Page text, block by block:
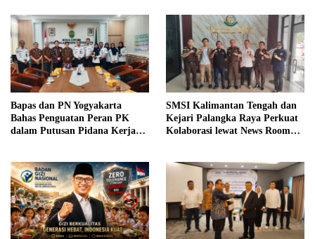
Bapas dan PN Yogyakarta
Bahas Penguatan Peran PK
dalam Putusan Pidana Kerja
SMSI Kalimantan Tengah dan
Kejari Palangka Raya Perkuat
Kolaborasi lewat News Room